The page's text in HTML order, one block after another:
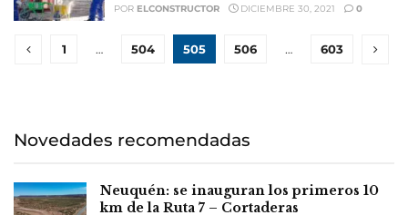
POR ELCONSTRUCTOR DICIEMBRE 30, 2021 0
1 … 504 505 506 … 603
Novedades recomendadas
Neuquén: se inauguran los primeros 10
km de la Ruta 7 – Cortaderas